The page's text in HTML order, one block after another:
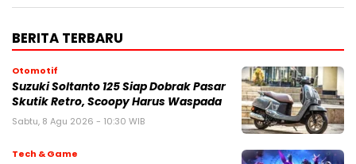
BERITA TERBARU
Otomotif
Suzuki Soltanto 125 Siap Dobrak Pasar
Skutik Retro, Scoopy Harus Waspada
Sabtu, 8 Agu 2026 - 10:30 WIB
Tech & Game